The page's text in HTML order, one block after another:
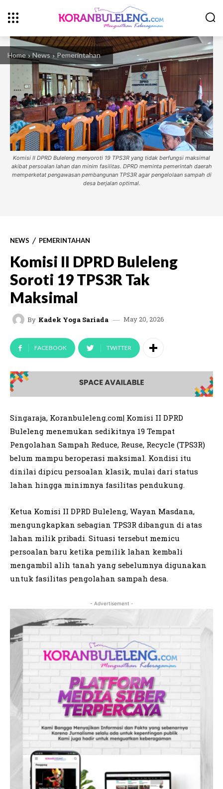
Home News Pemerintahan
Komisi II DPRD Buleleng menyoroti 19 TPS3R yang tidak berfungsi maksimal
akibat persoalan lahan dan minim fasilitas. DPRD meminta pemerintah daerah
memperketat pengawasan pembangunan TPS3R agar pengelolaan sampah di
desa berjalan optimal.
NEWS PEMERINTAHAN
Komisi II DPRD Buleleng
Soroti 19 TPS3R Tak
Maksimal
By Kadek Yoga Sariada May 20, 2026
FACEBOOK TWITTER
Singaraja, Koranbuleleng.com| Komisi II DPRD
Buleleng menemukan sedikitnya 19 Tempat
Pengolahan Sampah Reduce, Reuse, Recycle (TPS3R)
belum mampu beroperasi maksimal. Kondisi itu
dinilai dipicu persoalan klasik, mulai dari status
lahan hingga minimnya fasilitas pendukung.
Ketua Komisi II DPRD Buleleng, Wayan Masdana,
mengungkapkan sebagian TPS3R dibangun di atas
lahan milik pribadi. Situasi tersebut memicu
persoalan baru ketika pemilik lahan kembali
mengambil alih tanah yang sebelumnya digunakan
untuk fasilitas pengolahan sampah desa.
- Advertisement -